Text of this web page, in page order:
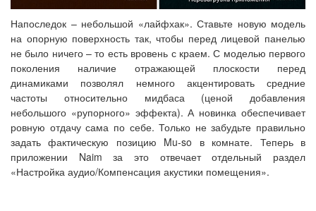
Напоследок – небольшой «лайфхак». Ставьте новую модель
на опорную поверхность так, чтобы перед лицевой панелью
не было ничего – то есть вровень с краем. С моделью первого
поколения наличие отражающей плоскости перед
динамиками позволял немного акцентировать средние
частоты относительно мидбаса (ценой добавления
небольшого «рупорного» эффекта). А новинка обеспечивает
ровную отдачу сама по себе. Только не забудьте правильно
задать фактическую позицию Mu-so в комнате. Теперь в
приложении Naim за это отвечает отдельный раздел
«Настройка аудио/Компенсация акустики помещения».